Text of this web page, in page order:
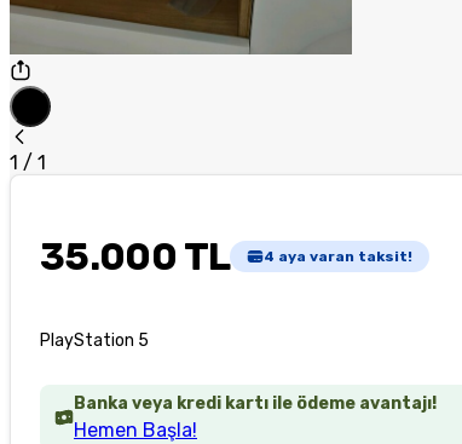
1 / 1
35.000 TL 4 aya varan taksit!
PlayStation 5
Banka veya kredi kartı ile ödeme avantajı!
Hemen Başla!